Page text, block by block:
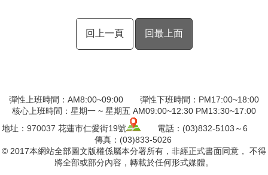
回上一頁 回最上面
彈性上班時間：AM8:00~09:00 彈性下班時間：PM17:00~18:00
核心上班時間：星期一 ~ 星期五 AM09:00~12:30 PM13:30~17:00
地址： 970037 花蓮市仁愛街19號
電話：(03)832-5103～6
傳真：(03)833-5026
© 2017本網站全部圖文版權係屬本分署所有，非經正式書面同意， 不得
將全部或部分內容，轉載於任何形式媒體。